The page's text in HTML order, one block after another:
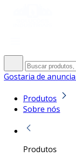
Gostaria de
Produtos
Sobre nós
Produtos